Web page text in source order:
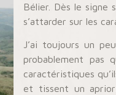
Bélier. Dès le
s’attarder sur les
J’ai toujours un
probablement pas
caractéristiques
et tissent un